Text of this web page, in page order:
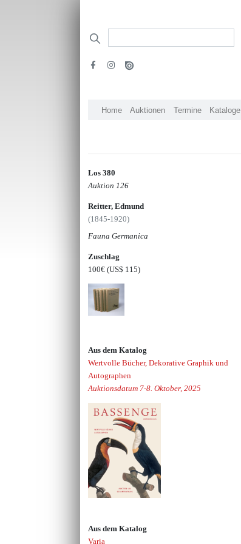
Home Auktionen Termine Kataloge
Los 380
Auktion 126
Reitter, Edmund
(1845-1920)
Fauna Germanica
Zuschlag
100€(US$ 115)
Aus dem Katalog
Wertvolle Bücher, Dekorative Graphik und
Autographen
Auktionsdatum 7-8. Oktober, 2025
Aus dem Katalog
Varia